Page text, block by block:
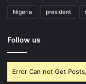
Nigeria president
Follow us
Error Can not Get